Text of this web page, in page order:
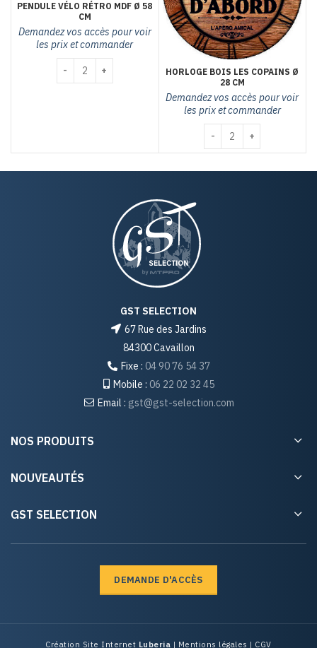
PENDULE VÉLO RÉTRO MDF Ø 58
CM
Demandez vos accès pour voir
les prix et commander
quantité de Pendule vélo rétro MDF Ø 58 cm
HORLOGE BOIS LES COPAINS Ø
28 CM
Demandez vos accès pour voir
les prix et commander
quantité de Horloge
GST SELECTION
67 Rue des Jardins
84300 Cavaillon
Fixe : 04 90 76 54 37
Mobile : 06 22 02 32 45
Email : gst@gst-selection.com
NOS PRODUITS
NOUVEAUTÉS
GST SELECTION
DEMANDE D'ACCÈS
Création Site Internet Luberia | Mentions légales | CGV